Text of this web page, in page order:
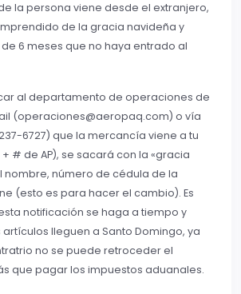
la persona viene desde el extranjero,
de la gracia navideña y
6 meses que no haya entrado al
al departamento de operaciones de
(operaciones@aeropaq.com) o vía
6727) que la mercancía viene a tu
# de AP), se sacará con la «gracia
nombre, número de cédula de la
(esto es para hacer el cambio). Es
notificación se haga a tiempo y
lleguen a Santo Domingo, ya
no se puede retroceder el
que pagar los impuestos aduanales.